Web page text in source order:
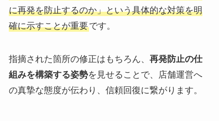
に再発を防止するのか」という具体的な対策を明
確に示すことが重要です。
指摘された箇所の修正はもちろん、 再発防止の仕
組みを構築する姿勢を見せることで、店舗運営へ
の真摯な態度が伝わり、信頼回復に繋がります。